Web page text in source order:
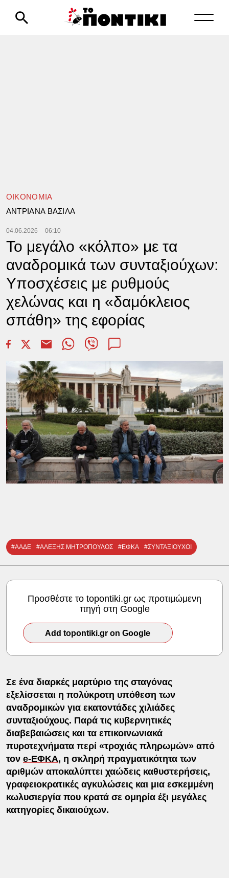
ΟΙΚΟΝΟΜΙΑ
ΑΝΤΡΙΑΝΑ ΒΑΣΙΛΑ
04.06.2026 06:10
Το μεγάλο «κόλπο» με τα
αναδρομικά των συνταξιούχων:
Υποσχέσεις με ρυθμούς
χελώνας και η «δαμόκλειος
σπάθη» της εφορίας
#ΑΑΔΕ #ΑΛΕΞΗΣ ΜΗΤΡΟΠΟΥΛΟΣ #ΕΦΚΑ #ΣΥΝΤΑΞΙΟΥΧΟΙ
Προσθέστε το topontiki.gr ως προτιμώμενη
πηγή στη Google
Add topontiki.gr on Google
Σε ένα διαρκές μαρτύριο της σταγόνας
εξελίσσεται η πολύκροτη υπόθεση των
αναδρομικών για εκατοντάδες χιλιάδες
συνταξιούχους. Παρά τις κυβερνητικές
διαβεβαιώσεις και τα επικοινωνιακά
πυροτεχνήματα περί «τροχιάς πληρωμών» από
τον e-ΕΦΚΑ, η σκληρή πραγματικότητα των
αριθμών αποκαλύπτει χαώδεις καθυστερήσεις,
γραφειοκρατικές αγκυλώσεις και μια εσκεμμένη
κωλυσιεργία που κρατά σε ομηρία έξι μεγάλες
κατηγορίες δικαιούχων.